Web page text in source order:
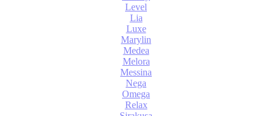
Level
Lia
Luxe
Marylin
Medea
Melora
Messina
Nega
Omega
Relax